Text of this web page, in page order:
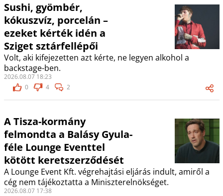
Sushi, gyömbér,
kókuszvíz, porcelán –
ezeket kérték idén a
Sziget sztárfellépői
Volt, aki kifejezetten azt kérte, ne legyen alkohol a
backstage-ben.
2026.08.07 18:23
0
4 2
A Tisza-kormány
felmondta a Balásy Gyula-
féle Lounge Eventtel
kötött keretszerződését
A Lounge Event Kft. végrehajtási eljárás indult, amiről a
cég nem tájékoztatta a Miniszterelnökséget.
2026.08.07 17:38